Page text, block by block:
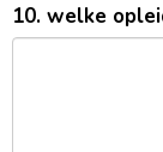
10. welke